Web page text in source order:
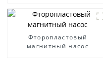
Фторопластовый
магнитный насос